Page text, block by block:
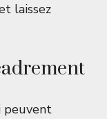
laissez
peuvent